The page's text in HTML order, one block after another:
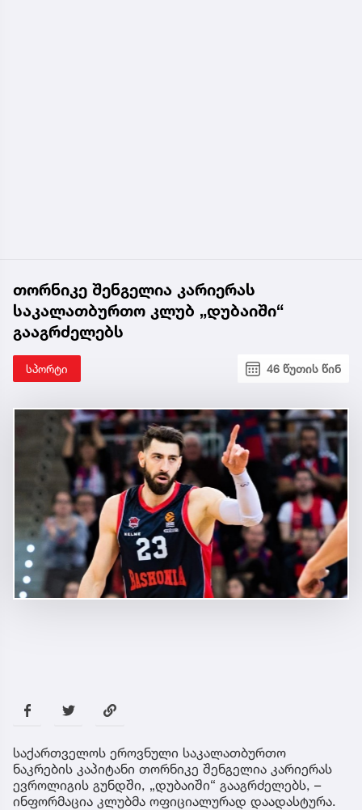
თორნიკე შენგელია კარიერას
საკალათბურთო კლუბ „დუბაიში“
გააგრძელებს
სპორტი 46 წუთის წინ
საქართველოს ეროვნული საკალათბურთო
ნაკრების კაპიტანი თორნიკე შენგელია კარიერას
ევროლიგის გუნდში, „დუბაიში“ გააგრძელებს, –
ინფორმაცია კლუბმა ოფიციალურად დაადასტურა.